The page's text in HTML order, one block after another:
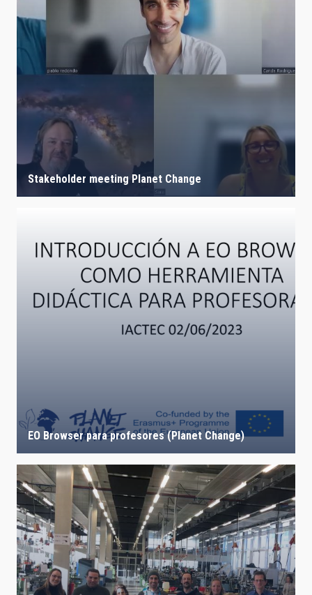
Stakeholder meeting Planet Change
EO Browser para profesores (Planet Change)